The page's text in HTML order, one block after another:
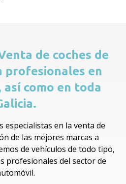
de coches de
profesionales en
como en toda
especialistas en la venta de
de las mejores marcas a
de vehículos de todo tipo,
profesionales del sector de